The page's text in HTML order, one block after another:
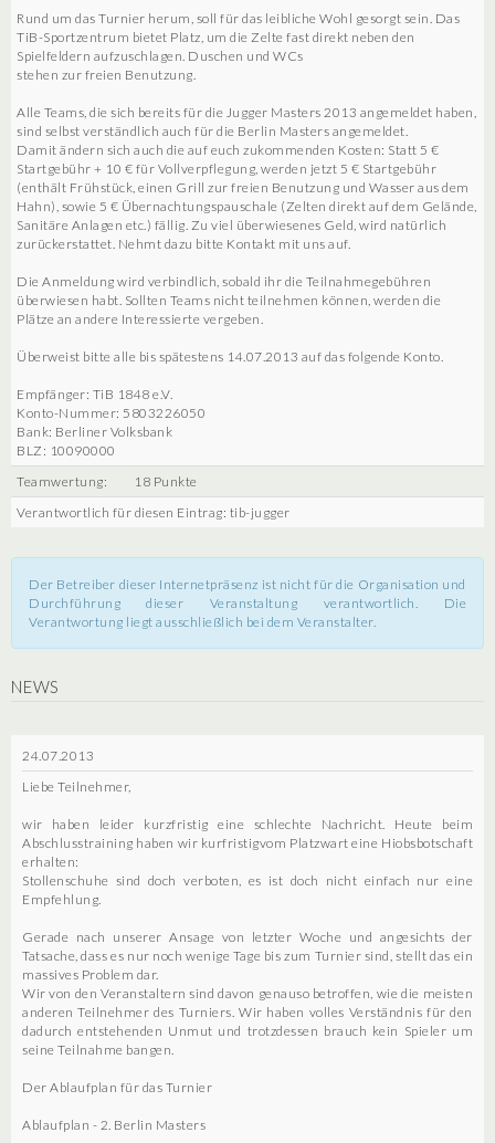
Rund um das Turnier herum, soll für das leibliche Wohl gesorgt sein. Das
TiB-Sportzentrum bietet Platz, um die Zelte fast direkt neben den
Spielfeldern aufzuschlagen. Duschen und WCs
stehen zur freien Benutzung.
Alle Teams, die sich bereits für die Jugger Masters 2013 angemeldet haben,
sind selbst verständlich auch für die Berlin Masters angemeldet.
Damit ändern sich auch die auf euch zukommenden Kosten: Statt 5 €
Startgebühr + 10 € für Vollverpflegung, werden jetzt 5 € Startgebühr
(enthält Frühstück, einen Grill zur freien Benutzung und Wasser aus dem
Hahn), sowie 5 € Übernachtungspauschale (Zelten direkt auf dem Gelände,
Sanitäre Anlagen etc.) fällig. Zu viel überwiesenes Geld, wird natürlich
zurückerstattet. Nehmt dazu bitte Kontakt mit uns auf.
Die Anmeldung wird verbindlich, sobald ihr die Teilnahmegebühren
überwiesen habt. Sollten Teams nicht teilnehmen können, werden die
Plätze an andere Interessierte vergeben.
Überweist bitte alle bis spätestens 14.07.2013 auf das folgende Konto.
Empfänger: TiB 1848 e.V.
Konto-Nummer: 5803226050
Bank: Berliner Volksbank
BLZ: 10090000
Teamwertung:
18 Punkte
Verantwortlich für diesen Eintrag: tib-jugger
Der Betreiber dieser Internetpräsenz ist nicht für die Organisation und
Durchführung dieser Veranstaltung verantwortlich. Die
Verantwortung liegt ausschließlich bei dem Veranstalter.
NEWS
24.07.2013
Liebe Teilnehmer,
wir haben leider kurzfristig eine schlechte Nachricht. Heute beim
Abschlusstraining haben wir kurfristigvom Platzwart eine Hiobsbotschaft
erhalten:
Stollenschuhe sind doch verboten, es ist doch nicht einfach nur eine
Empfehlung.
Gerade nach unserer Ansage von letzter Woche und angesichts der
Tatsache, dass es nur noch wenige Tage bis zum Turnier sind, stellt das ein
massives Problem dar.
Wir von den Veranstaltern sind davon genauso betroffen, wie die meisten
anderen Teilnehmer des Turniers. Wir haben volles Verständnis für den
dadurch entstehenden Unmut und trotzdessen brauch kein Spieler um
seine Teilnahme bangen.
Der Ablaufplan für das Turnier
Ablaufplan - 2. Berlin Masters